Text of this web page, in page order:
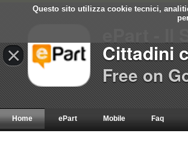
Questo sito utilizza cookie tecnici,
Home ePart Mobile Faq
×
ePart -
Cittadini
Free on